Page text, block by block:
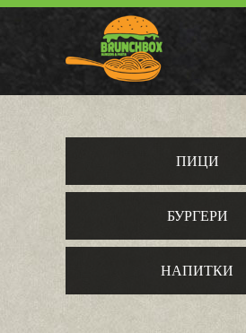
ПИЦИ
БУРГЕРИ
НАПИТКИ